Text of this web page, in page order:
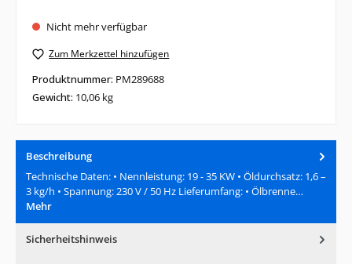
Nicht mehr verfügbar
Zum Merkzettel hinzufügen
Produktnummer: PM289688
Gewicht: 10,06 kg
Beschreibung
Technische Daten: • Nennleistung: 19 - 35 KW • Öldurchsatz: 1,6 –
3 kg/h • Spannung: 230 V / 50 Hz Lieferumfang: • Ölbrenne…
Mehr
Sicherheitshinweis